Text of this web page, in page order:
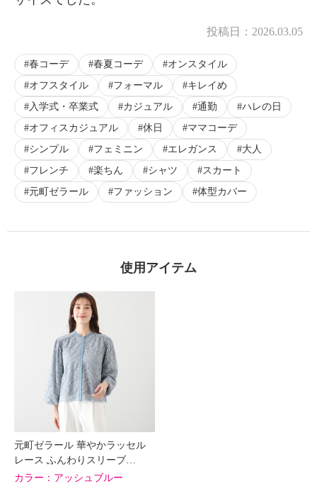
投稿日： 2026.03.05
春コーデ 春夏コーデ
オンスタイル
オフスタイル
フォーマル
キレイめ
入学式・卒業式
カジュアル 通勤
ハレの日
オフィスカジュアル
休日
ママコーデ
シンプル
フェミニン エレガンス
大人
フレンチ
楽ちん シャツ
スカート
元町ゼラール
ファッション 体型カバー
使用アイテム
元町ゼラール 華やかラッセル
レース ふんわりスリーブ…
カラー： アッシュブルー